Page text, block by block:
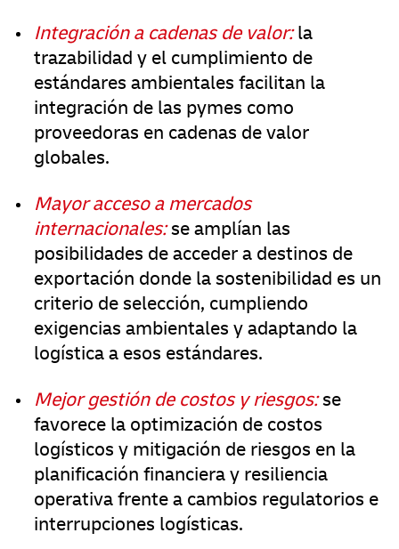
Integración a cadenas de valor:la
trazabilidad y el cumplimiento de
estándares ambientales facilitan la
integración de las pymes como
proveedoras en cadenas de valor
globales.
Mayor acceso a mercados
internacionales:se amplían las
posibilidades de acceder a destinos de
exportación donde la sostenibilidad es un
criterio de selección, cumpliendo
exigencias ambientales y adaptando la
logística a esos estándares.
Mejor gestión de costos y riesgos:se
favorece la optimización de costos
logísticos y mitigación de riesgos en la
planificación financiera y resiliencia
operativa frente a cambios regulatorios e
interrupciones logísticas.